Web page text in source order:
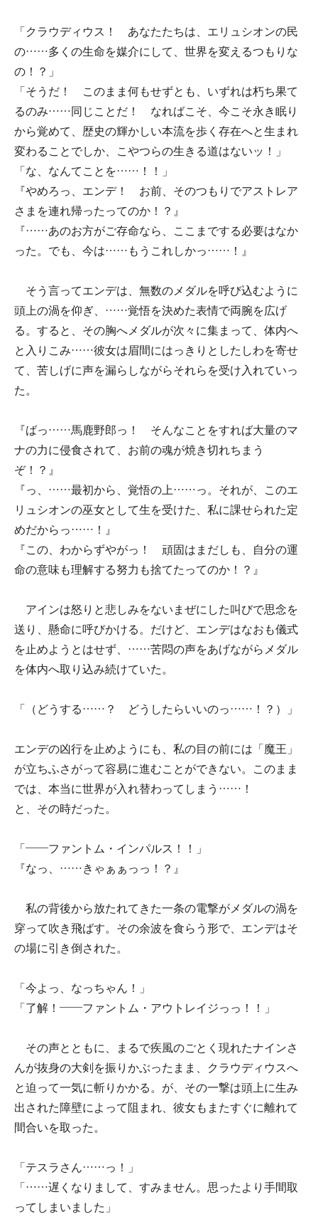
「クラウディウス！ あなたたちは、エリュシオンの民
の……多くの生命を媒介にして、世界を変えるつもりな
の！？」
「そうだ！ このまま何もせずとも、いずれは朽ち果て
るのみ……同じことだ！ なればこそ、今こそ永き眠り
から覚めて、歴史の輝かしい本流を歩く存在へと生まれ
変わることでしか、こやつらの生きる道はないッ！」
「な、なんてことを……！！」
『やめろっ、エンデ！ お前、そのつもりでアストレア
さまを連れ帰ったってのか！？』
『……あのお方がご存命なら、ここまでする必要はなか
った。でも、今は……もうこれしかっ……！』
そう言ってエンデは、無数のメダルを呼び込むように
頭上の渦を仰ぎ、……覚悟を決めた表情で両腕を広げ
る。すると、その胸へメダルが次々に集まって、体内へ
と入りこみ……彼女は眉間にはっきりとしたしわを寄せ
て、苦しげに声を漏らしながらそれらを受け入れていっ
た。
『ばっ……馬鹿野郎っ！ そんなことをすれば大量のマ
ナの力に侵食されて、お前の魂が焼き切れちまう
ぞ！？』
『っ、……最初から、覚悟の上……っ。それが、このエ
リュシオンの巫女として生を受けた、私に課せられた定
めだからっ……！』
『この、わからずやがっ！ 頑固はまだしも、自分の運
命の意味も理解する努力も捨てたってのか！？』
アインは怒りと悲しみをないまぜにした叫びで思念を
送り、懸命に呼びかける。だけど、エンデはなおも儀式
を止めようとはせず、……苦悶の声をあげながらメダル
を体内へ取り込み続けていた。
「（どうする……？ どうしたらいいのっ……！？）」
エンデの凶行を止めようにも、私の目の前には「魔王」
が立ちふさがって容易に進むことができない。このまま
では、本当に世界が入れ替わってしまう……！
と、その時だった。
「――ファントム・インパルス！！」
『なっ、……きゃぁぁっっ！？』
私の背後から放たれてきた一条の電撃がメダルの渦を
穿って吹き飛ばす。その余波を食らう形で、エンデはそ
の場に引き倒された。
「今よっ、なっちゃん！」
「了解！――ファントム・アウトレイジっっ！！」
その声とともに、まるで疾風のごとく現れたナインさ
んが抜身の大剣を振りかぶったまま、クラウディウスへ
と迫って一気に斬りかかる。が、その一撃は頭上に生み
出された障壁によって阻まれ、彼女もまたすぐに離れて
間合いを取った。
「テスラさん……っ！」
「……遅くなりまして、すみません。思ったより手間取
ってしまいました」